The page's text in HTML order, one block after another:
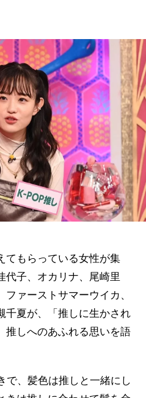
てもらっている女性が集
代子、オカリナ、尾崎里
ァーストサマーウイカ、
千夏が、「推しに生かされ
推しへのあふれる思いを語
で、髪色は推しと一緒にし